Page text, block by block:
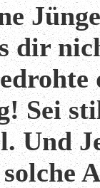
dir
Sei
Und